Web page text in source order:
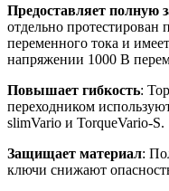
Предоставляет полную
отдельно
переменного тока и
напряжении 1000 В
Повышает гибкость:
переходником
slimVario и TorqueVario-S.
Защищает материал:
ключи снижают